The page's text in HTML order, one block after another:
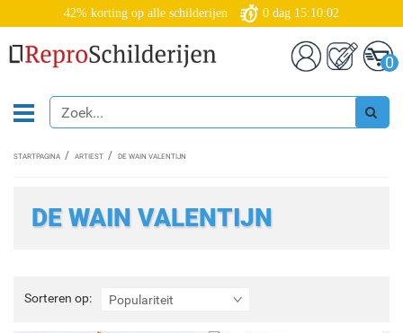
42% korting op alle schilderijen 0 dag 15:10:02
0
STARTPAGINA ARTIEST DE WAIN VALENTIJN
DE WAIN VALENTIJN
Sorteren op: Populariteit
Sorteren
op: